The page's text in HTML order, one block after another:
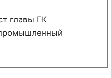
главы ГК